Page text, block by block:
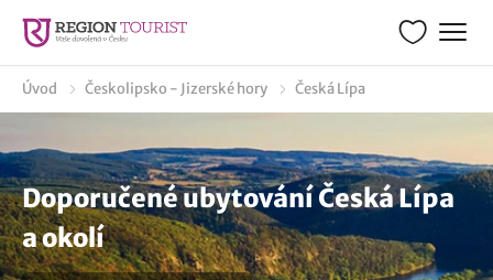
Úvod Českolipsko - Jizerské hory Česká Lípa
Doporučené ubytování Česká Lípa
a okolí